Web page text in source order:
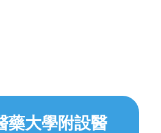
藥大學附設醫